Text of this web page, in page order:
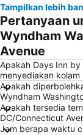
Tampilkan lebih
Pertanyaan
Wyndham
Avenue
Apakah Days Inn
menyediakan kolam
Apakah
Wyndham
Apakah tersedia
DC/Connecticut
Jam berapa waktu